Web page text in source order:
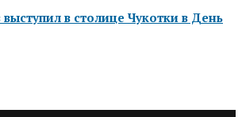
в столице Чукотки в День